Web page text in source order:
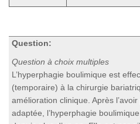
Question:
Question à choix multiples
L’hyperphagie boulimique est
(temporaire) à la chirurgie
amélioration clinique. Après
adaptée, l’hyperphagie